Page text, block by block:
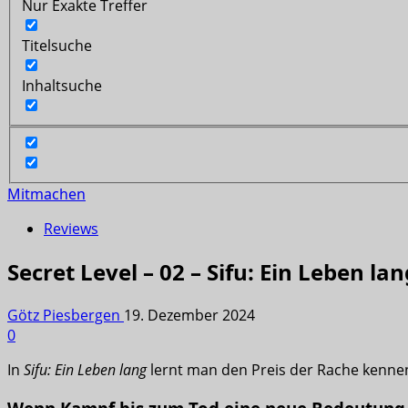
Nur Exakte Treffer
Titelsuche
Inhaltsuche
Mitmachen
Reviews
Secret Level – 02 – Sifu: Ein Leben
Götz Piesbergen 19. Dezember 2024
0
In Sifu: Ein Leben langlernt man den Preis der Rache